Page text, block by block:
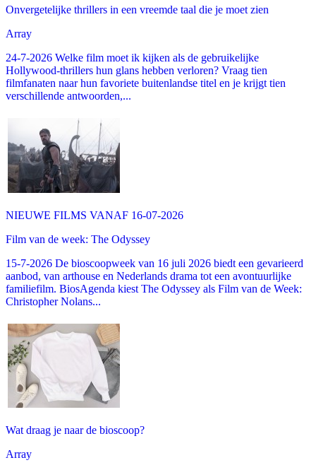
Onvergetelijke thrillers in een vreemde taal die je moet zien
Array
24-7-2026 Welke film moet ik kijken als de gebruikelijke
Hollywood-thrillers hun glans hebben verloren? Vraag tien
filmfanaten naar hun favoriete buitenlandse titel en je krijgt tien
verschillende antwoorden,...
NIEUWE FILMS VANAF 16-07-2026
Film van de week: The Odyssey
15-7-2026 De bioscoopweek van 16 juli 2026 biedt een gevarieerd
aanbod, van arthouse en Nederlands drama tot een avontuurlijke
familiefilm. BiosAgenda kiest The Odyssey als Film van de Week:
Christopher Nolans...
Wat draag je naar de bioscoop?
Array